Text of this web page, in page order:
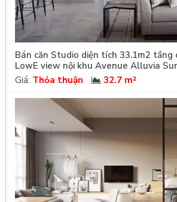
Bán căn Studio diện tích 33.1m2 tầng
LowE view nội khu Avenue Alluvia
Giá: Thỏa thuận 32.7 m²